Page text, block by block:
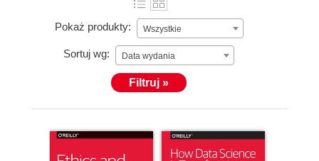
Pokaż produkty: Wszystkie
Sortuj wg: Data wydania
Filtruj »